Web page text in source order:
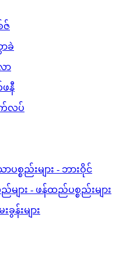
ဇ်
ခဲ
ာ
နီ
က်လပ်
စည်းများ - ဘားဝိုင်
ား - ဖန်ထည်ပစ္စည်းများ
န်းများ